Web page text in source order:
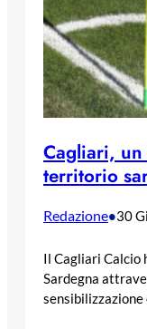
Cagliari,
territorio
Redazione•30
Il Cagliari Calcio
Sardegna